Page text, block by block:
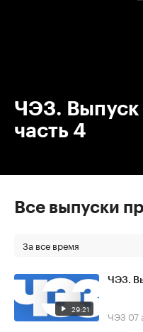
ЧЭЗ. Выпуск
часть 4
Все выпуски
За все время
29:21
ЧЭЗ.
ЧЭЗ 07